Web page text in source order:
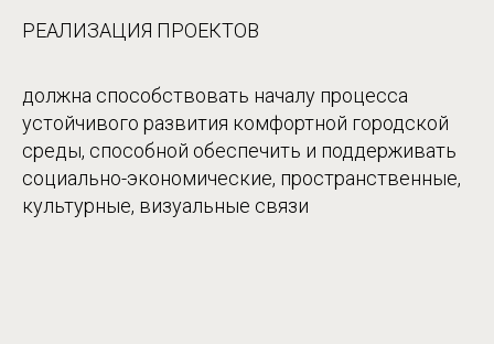
РЕАЛИЗАЦИЯ ПРОЕКТОВ
должна способствовать началу процесса
устойчивого развития комфортной городской
среды, способной обеспечить и поддерживать
социально-экономические, пространственные,
культурные, визуальные связи